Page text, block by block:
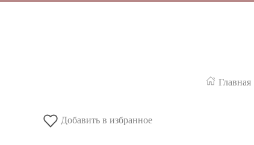
Главная
Добавить в избранное